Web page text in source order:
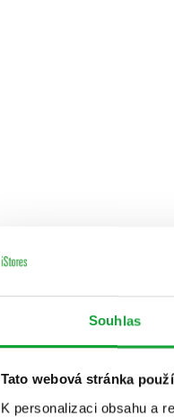
Souhlas
Tato webová stránka
K personalizaci obsahu a